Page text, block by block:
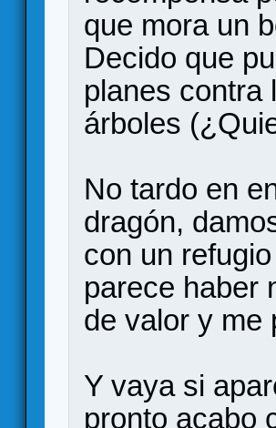
que mora un
Decido que
planes contra
árboles
No tardo en
dragón,
con un
parece haber
de valor y me
Y vaya si
pronto acabo